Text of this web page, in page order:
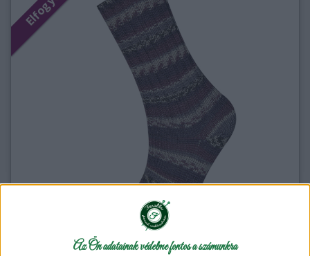
Az Ön adatainak védelme fontos a számunkra